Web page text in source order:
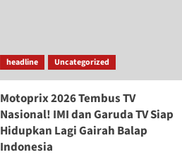
headline Uncategorized
Motoprix 2026 Tembus TV
Nasional! IMI dan Garuda TV Siap
Hidupkan Lagi Gairah Balap
Indonesia